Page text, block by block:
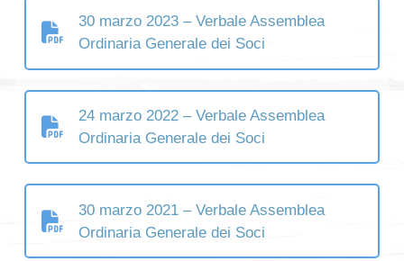
30 marzo 2023 – Verbale Assemblea
Ordinaria Generale dei Soci
24 marzo 2022 – Verbale Assemblea
Ordinaria Generale dei Soci
30 marzo 2021 – Verbale Assemblea
Ordinaria Generale dei Soci